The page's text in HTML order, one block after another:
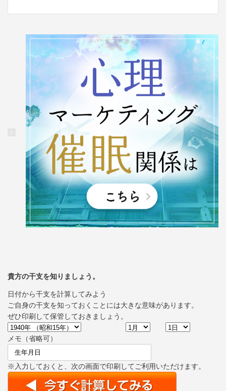
貴方の干支を知りましょう。
日付から干支を計算してみよう
ご自身の干支を知っておくことには大きな意味があります。
ぜひ印刷して保管しておきましょう。
メモ（省略可）
※入力しておくと、次の画面で印刷してご利用いただけます。